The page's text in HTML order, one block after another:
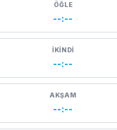
ÖĞLE
--:--
İKINDI
--:--
AKŞAM
--:--